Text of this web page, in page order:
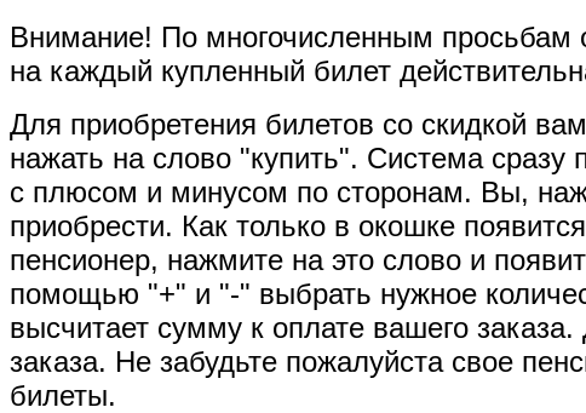
Внимание! По многочисленным просьбам
на каждый купленный билет
Для приобретения билетов со скидкой
нажать на слово "купить". Система
с плюсом и минусом по сторонам. Вы,
приобрести. Как только в окошке
пенсионер, нажмите на это слово и
помощью "+" и "-" выбрать нужное
высчитает сумму к оплате вашего
заказа. Не забудьте пожалуйста свое
билеты.